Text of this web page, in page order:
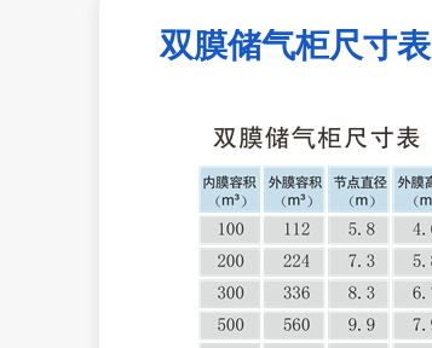
双膜储气柜尺寸表